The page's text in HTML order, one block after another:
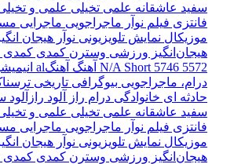
سفید عاشقانه علمی تخیلی علمی و
فانتزی فیلم نوآر ماجراجویی ماجرایی
موزیکال نمایش تلویزیونی نوآر هیجان
هیجان‌انگیز ورزشی وسترن کمدی کمدی
5572
5746
N/A Short آهنگ آهنگal
درام، ماجراجویی بیوگرافی تاریخی
حادثه ای خانوادگی درام راز آلود رازآلود
سفید عاشقانه علمی تخیلی علمی و
فانتزی فیلم نوآر ماجراجویی ماجرایی
موزیکال نمایش تلویزیونی نوآر هیجان
هیجان‌انگیز ورزشی وسترن کمدی کمدی